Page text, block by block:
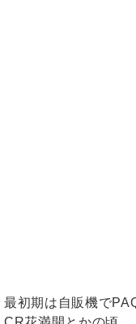
最初期は自販機で